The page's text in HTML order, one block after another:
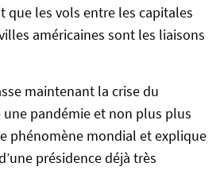
que les vols entre les capitales
américaines sont les liaisons
maintenant la crise du
pandémie et non plus plus
phénomène mondial et explique
présidence déjà très